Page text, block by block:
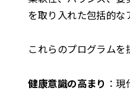
を取り入れた包括的な
これらのプログラム
健康意識の高まり ：